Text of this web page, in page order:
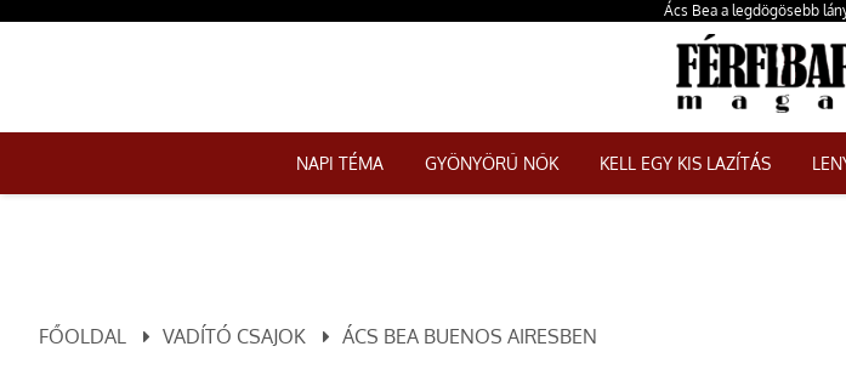
Ács Bea a legdögösebb
NAPI TÉMA GYÖNYÖRŰ NŐK KELL EGY KIS LAZÍTÁS
FŐOLDAL VADÍTÓ CSAJOK ÁCS BEA BUENOS AIRESBEN